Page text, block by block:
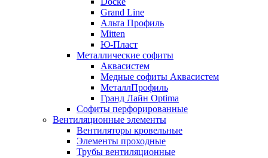
Grand Line
Альта Профиль
Mitten
Ю-Пласт
Металлические софиты
Аквасистем
Медные софиты Аквасистем
МеталлПрофиль
Гранд Лайн Optima
Софиты перфорированные
Вентиляционные элементы
Вентиляторы кровельные
Элементы проходные
Трубы вентиляционные